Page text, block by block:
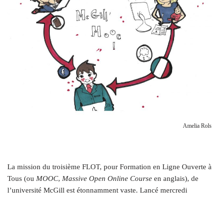
Amelia Rols
La mission du troisième FLOT, pour Formation en Ligne Ouverte à
Tous (ou MOOC, Massive Open Online Course en anglais), de
l’université McGill est étonnamment vaste. Lancé mercredi